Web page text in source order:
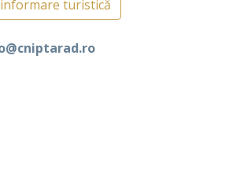
turistică